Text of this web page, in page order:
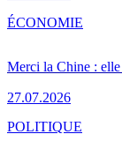
Merci la Chine : elle
27.07.2026
ÉCONOMIE
POLITIQUE